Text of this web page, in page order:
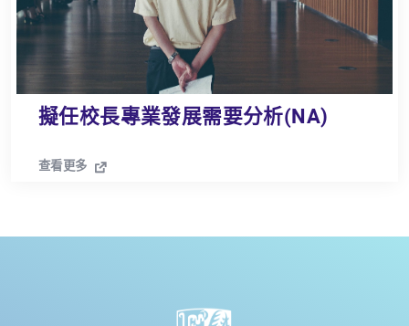
擬任校長專業發展需要分析(NA)
查看更多